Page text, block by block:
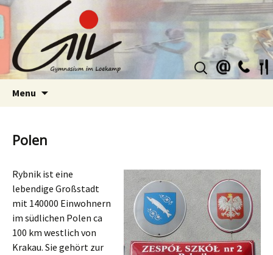
Suchen
nach:
Menu
Polen
Rybnik ist eine
lebendige Großstadt
mit 140000 Einwohnern
im südlichen Polen ca
100 km westlich von
Krakau. Sie gehört zur